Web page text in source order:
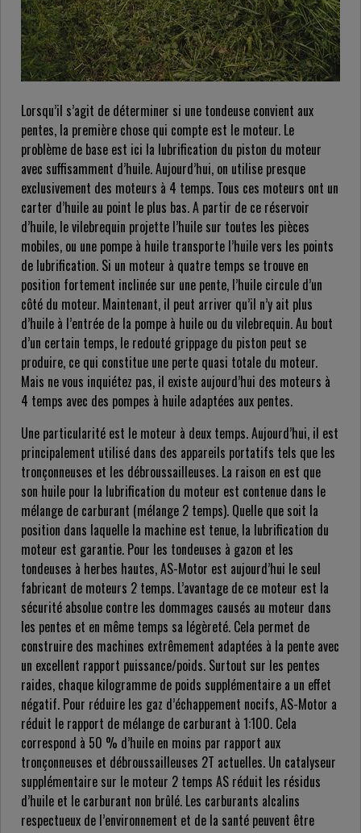
Lorsqu’il s’agit de déterminer si une tondeuse convient aux
pentes, la première chose qui compte est le moteur. Le
problème de base est ici la lubrification du piston du moteur
avec suffisamment d’huile. Aujourd’hui, on utilise presque
exclusivement des moteurs à 4 temps. Tous ces moteurs ont un
carter d’huile au point le plus bas. A partir de ce réservoir
d’huile, le vilebrequin projette l’huile sur toutes les pièces
mobiles, ou une pompe à huile transporte l’huile vers les points
de lubrification. Si un moteur à quatre temps se trouve en
position fortement inclinée sur une pente, l’huile circule d’un
côté du moteur. Maintenant, il peut arriver qu’il n’y ait plus
d’huile à l’entrée de la pompe à huile ou du vilebrequin. Au bout
d’un certain temps, le redouté grippage du piston peut se
produire, ce qui constitue une perte quasi totale du moteur.
Mais ne vous inquiétez pas, il existe aujourd’hui des moteurs à
4 temps avec des pompes à huile adaptées aux pentes.
Une particularité est le moteur à deux temps. Aujourd’hui, il est
principalement utilisé dans des appareils portatifs tels que les
tronçonneuses et les débroussailleuses. La raison en est que
son huile pour la lubrification du moteur est contenue dans le
mélange de carburant (mélange 2 temps). Quelle que soit la
position dans laquelle la machine est tenue, la lubrification du
moteur est garantie. Pour les tondeuses à gazon et les
tondeuses à herbes hautes, AS-Motor est aujourd’hui le seul
fabricant de moteurs 2 temps. L’avantage de ce moteur est la
sécurité absolue contre les dommages causés au moteur dans
les pentes et en même temps sa légèreté. Cela permet de
construire des machines extrêmement adaptées à la pente avec
un excellent rapport puissance/poids. Surtout sur les pentes
raides, chaque kilogramme de poids supplémentaire a un effet
négatif. Pour réduire les gaz d’échappement nocifs, AS-Motor a
réduit le rapport de mélange de carburant à 1:100. Cela
correspond à 50 % d’huile en moins par rapport aux
tronçonneuses et débroussailleuses 2T actuelles. Un catalyseur
supplémentaire sur le moteur 2 temps AS réduit les résidus
d’huile et le carburant non brûlé. Les carburants alcalins
respectueux de l’environnement et de la santé peuvent être